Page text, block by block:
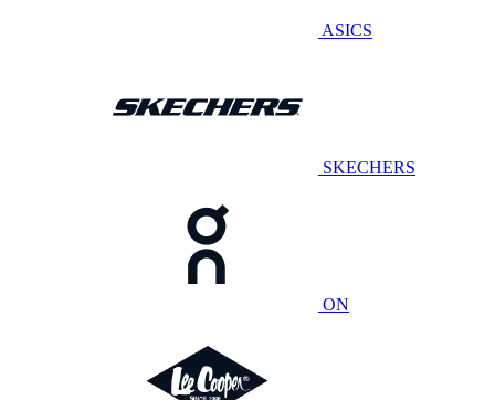
ASICS
SKECHERS
ON